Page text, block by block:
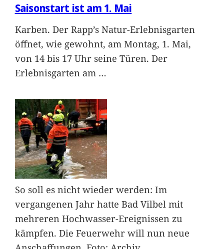
Saisonstart ist am 1. Mai
Karben. Der Rapp’s Natur-Erlebnisgarten
öffnet, wie gewohnt, am Montag, 1. Mai,
von 14 bis 17 Uhr seine Türen. Der
Erlebnisgarten am …
So soll es nicht wieder werden: Im
vergangenen Jahr hatte Bad Vilbel mit
mehreren Hochwasser-Ereignissen zu
kämpfen. Die Feuerwehr will nun neue